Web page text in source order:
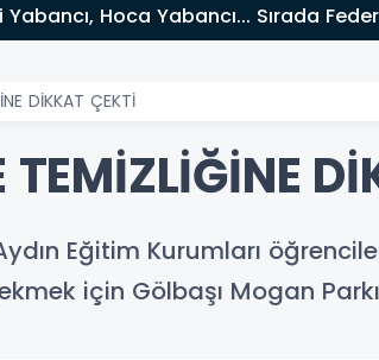
Hoca Yabancı... Sırada
DİKKAT ÇEKTİ
TEMİZLİĞİNE
Eğitim Kurumları
için Gölbaşı Mogan